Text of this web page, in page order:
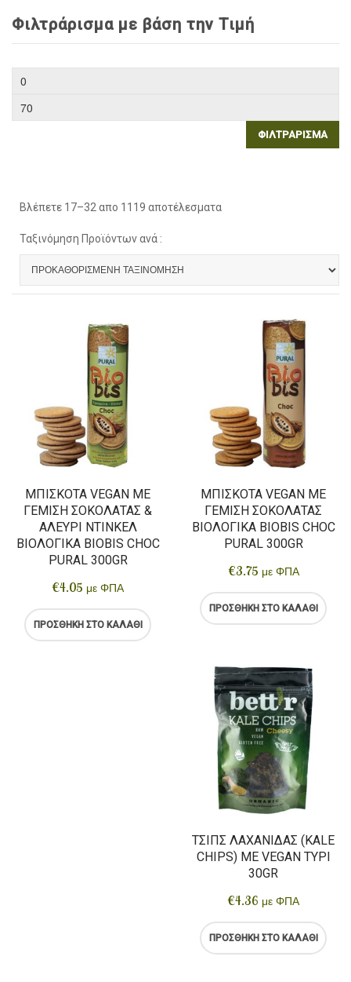
Φιλτράρισμα με βάση την Τιμή
ΦΙΛΤΡΆΡΙΣΜΑ
Βλέπετε 17–32 απο 1119 αποτέλεσματα
Ταξινόμηση Προϊόντων ανά :
ΜΠΙΣΚΌΤΑ VEGAN ΜΕ
ΓΈΜΙΣΗ ΣΟΚΟΛΆΤΑΣ &
ΑΛΕΎΡΙ ΝΤΊΝΚΕΛ
ΒΙΟΛΟΓΙΚΆ BIOBIS CHOC
PURAL 300GR
€4.05 με ΦΠΑ
ΠΡΟΣΘΉΚΗ ΣΤΟ ΚΑΛΆΘΙ
ΜΠΙΣΚΌΤΑ VEGAN ΜΕ
ΓΈΜΙΣΗ ΣΟΚΟΛΆΤΑΣ
ΒΙΟΛΟΓΙΚΆ BIOBIS CHOC
PURAL 300GR
€3.75 με ΦΠΑ
ΠΡΟΣΘΉΚΗ ΣΤΟ ΚΑΛΆΘΙ
ΤΣΙΠΣ ΛΑΧΑΝΊΔΑΣ (KALE
CHIPS) ΜΕ VEGAN ΤΥΡΊ
30GR
€4.36 με ΦΠΑ
ΠΡΟΣΘΉΚΗ ΣΤΟ ΚΑΛΆΘΙ